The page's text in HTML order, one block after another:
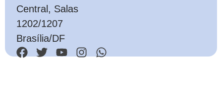
Central, Salas
1202/1207
Brasília/DF